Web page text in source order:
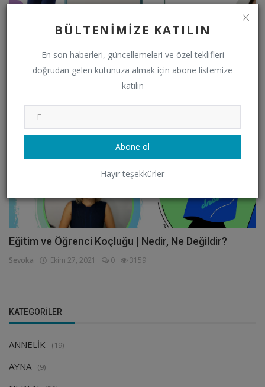
BÜLTENIMIZE KATILIN
En son haberleri, güncellemeleri ve özel teklifleri
doğrudan gelen kutunuza almak için abone listemize
katılın
Abone ol
Hayır teşekkürler
Deneme Cesareti | Sevo & Nes Sohbetleri | Vlog
Sevoka Kasım 3, 2021 0 2953
Eğitim ve Öğrenci Koçluğu | Nedir, Ne Değildir?
Sevoka Ekim 27, 2021 0 3159
KATEGORILER
ANNELİK (19)
AYNA (9)